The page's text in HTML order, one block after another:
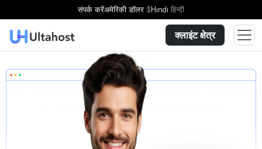
संपर्क करेंअमेरिकी डॉलर $Hindi हिन्दी
क्लाइंट क्षेत्र